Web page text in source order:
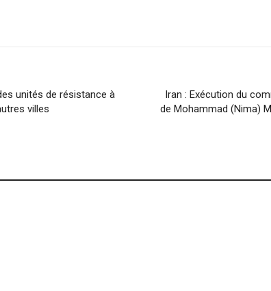
unités de résistance à
villes
Iran : Exécution du
de Mohammad (Nima)